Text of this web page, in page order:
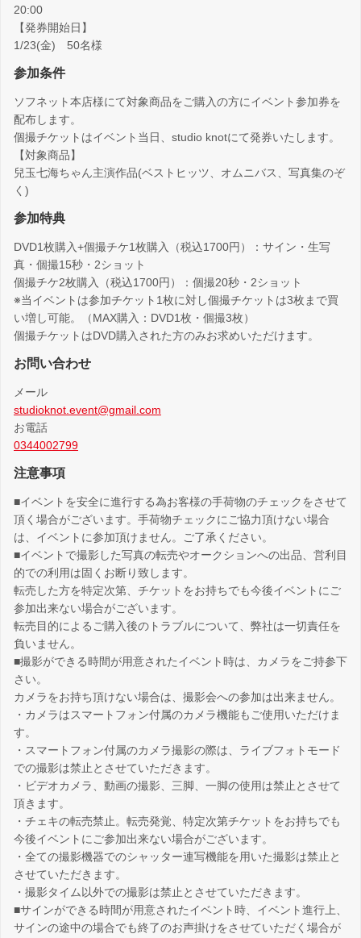
20:00
【発券開始日】
1/23(金) 50名様
参加条件
ソフネット本店様にて対象商品をご購入の方にイベント参加券を
配布します。
個撮チケットはイベント当日、studio knotにて発券いたします。
【対象商品】
兒玉七海ちゃん主演作品(ベストヒッツ、オムニバス、写真集のぞ
く)
参加特典
DVD1枚購入+個撮チケ1枚購入（税込1700円）：サイン・生写
真・個撮15秒・2ショット
個撮チケ2枚購入（税込1700円）：個撮20秒・2ショット
※当イベントは参加チケット1枚に対し個撮チケットは3枚まで買
い増し可能。（MAX購入：DVD1枚・個撮3枚）
個撮チケットはDVD購入された方のみお求めいただけます。
お問い合わせ
メール
studioknot.event@gmail.com
お電話
0344002799
注意事項
■イベントを安全に進行する為お客様の手荷物のチェックをさせて
頂く場合がございます。手荷物チェックにご協力頂けない場合
は、イベントに参加頂けません。ご了承ください。
■イベントで撮影した写真の転売やオークションへの出品、営利目
的での利用は固くお断り致します。
転売した方を特定次第、チケットをお持ちでも今後イベントにご
参加出来ない場合がございます。
転売目的によるご購入後のトラブルについて、弊社は一切責任を
負いません。
■撮影ができる時間が用意されたイベント時は、カメラをご持参下
さい。
カメラをお持ち頂けない場合は、撮影会への参加は出来ません。
・カメラはスマートフォン付属のカメラ機能もご使用いただけま
す。
・スマートフォン付属のカメラ撮影の際は、ライブフォトモード
での撮影は禁止とさせていただきます。
・ビデオカメラ、動画の撮影、三脚、一脚の使用は禁止とさせて
頂きます。
・チェキの転売禁止。転売発覚、特定次第チケットをお持ちでも
今後イベントにご参加出来ない場合がございます。
・全ての撮影機器でのシャッター連写機能を用いた撮影は禁止と
させていただきます。
・撮影タイム以外での撮影は禁止とさせていただきます。
■サインができる時間が用意されたイベント時、イベント進行上、
サインの途中の場合でも終了のお声掛けをさせていただく場合が